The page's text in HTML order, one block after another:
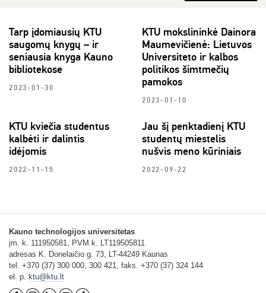
Tarp įdomiausių KTU
saugomų knygų – ir
seniausia knyga Kauno
bibliotekose
2023-01-30
KTU mokslininkė Dainora
Maumevičienė: Lietuvos
Universiteto ir kalbos
politikos šimtmečių
pamokos
2023-01-10
KTU kviečia studentus
kalbėti ir dalintis
idėjomis
2022-11-15
Jau šį penktadienį KTU
studentų miestelis
nušvis meno kūriniais
2022-09-22
Kauno technologijos universitetas
įm. k. 111950581, PVM k. LT119505811
adresas K. Donelaičio g. 73, LT-44249 Kaunas
tel. +370 (37) 300 000, 300 421, faks. +370 (37) 324 144
el. p. ktu@ktu.lt